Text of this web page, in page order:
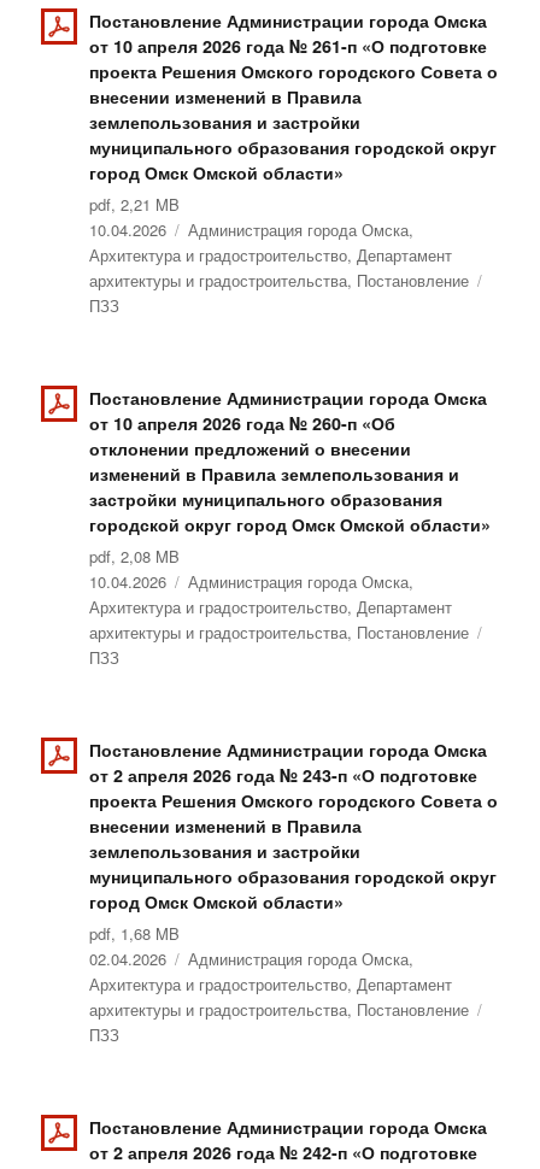
Постановление Администрации города Омска
от 10 апреля 2026 года № 261-п «О подготовке
проекта Решения Омского городского Совета о
внесении изменений в Правила
землепользования и застройки
муниципального образования городской округ
город Омск Омской области»
pdf, 2,21 MB
Опубликовано
10.04.2026 Рубрики
Администрация города Омска,
Архитектура и градостроительство,Департамент
архитектуры и градостроительства, Постановление
ПЗЗ
Постановление Администрации города Омска
от 10 апреля 2026 года № 260-п «Об
отклонении предложений о внесении
изменений в Правила землепользования и
застройки муниципального образования
городской округ город Омск Омской области»
pdf, 2,08 MB
Опубликовано
10.04.2026 Рубрики
Администрация города Омска,
Архитектура и градостроительство,Департамент
архитектуры и градостроительства, Постановление
ПЗЗ
Постановление Администрации города Омска
от 2 апреля 2026 года № 243-п «О подготовке
проекта Решения Омского городского Совета о
внесении изменений в Правила
землепользования и застройки
муниципального образования городской округ
город Омск Омской области»
pdf, 1,68 MB
Опубликовано
02.04.2026 Рубрики
Администрация города Омска,
Архитектура и градостроительство,Департамент
архитектуры и градостроительства, Постановление
ПЗЗ
Постановление Администрации города Омска
от 2 апреля 2026 года № 242-п «О подготовке